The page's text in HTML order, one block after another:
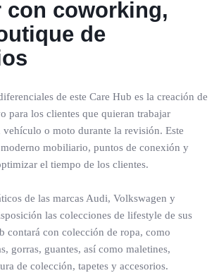
con coworking,
de
de este Care Hub es la creación de
para los clientes que quieran trabajar
vehículo o moto durante la revisión. Este
mobiliario, puntos de conexión y
el tiempo de los clientes.
de las marcas Audi, Volkswagen y
las colecciones de lifestyle de sus
contará con colección de ropa, como
gorras, guantes, así como maletines,
de colección, tapetes y accesorios.